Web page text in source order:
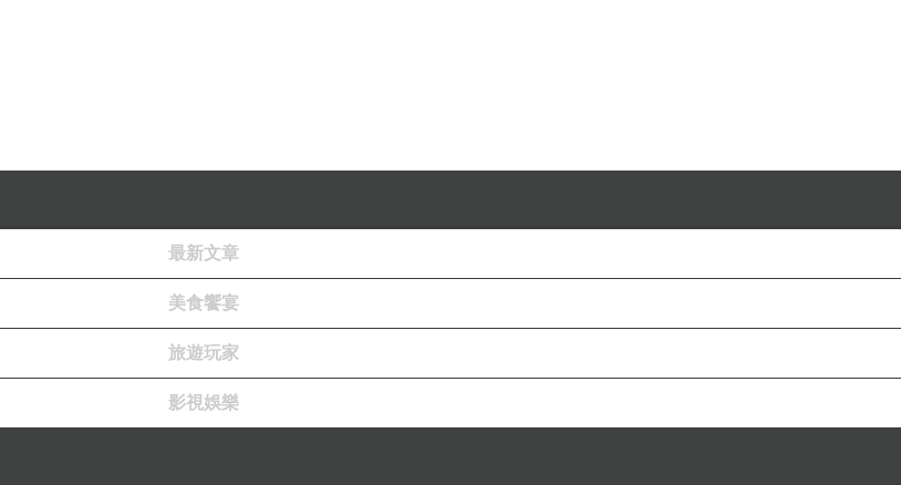
最新文章
美食饗宴
旅遊玩家
影視娛樂